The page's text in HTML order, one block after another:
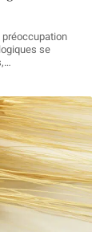
préoccupation
se
…